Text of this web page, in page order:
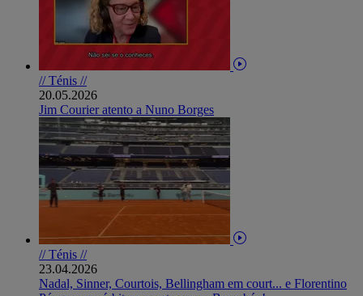
// Ténis //
20.05.2026
Jim Courier atento a Nuno Borges
// Ténis //
23.04.2026
Nadal, Sinner, Courtois, Bellingham em court... e Florentino